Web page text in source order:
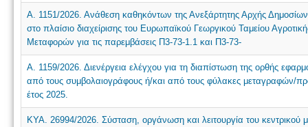
Α. 1151/2026. Ανάθεση καθηκόντων της Ανεξάρτητης Αρχής
στο πλαίσιο διαχείρισης του Ευρωπαϊκού Γεωργικού Ταμείου
Μεταφορών για τις παρεμβάσεις Π3-73-1.1 και Π3-73-
Α. 1159/2026. Διενέργεια ελέγχου για τη διαπίστωση της ορθής
από τους συμβολαιογράφους ή/και από τους φύλακες μεταγραφών/
έτος 2025.
ΚΥΑ. 26994/2026. Σύσταση, οργάνωση και λειτουργία του